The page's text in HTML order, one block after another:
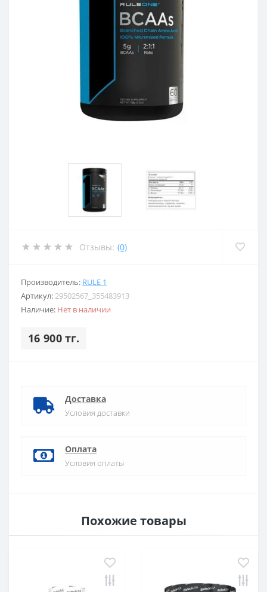
Отзывы: (0)
Производитель: RULE 1
Артикул:29502567_355483913
Наличие: Нет в наличии
16 900 тг.
Доставка
Условия доставки
Оплата
Условия оплаты
Похожие товары